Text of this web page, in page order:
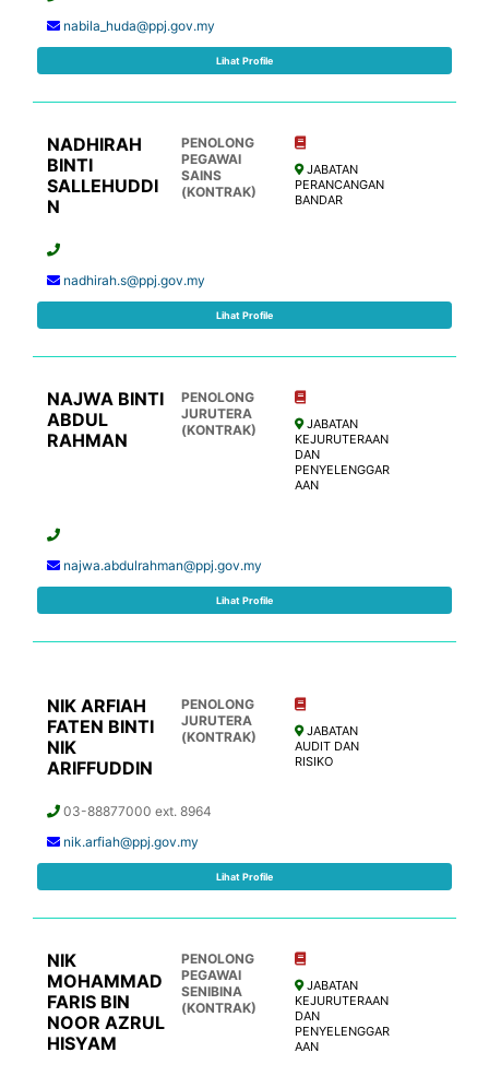
nabila_huda@ppj.gov.my
Lihat Profile
NADHIRAH
BINTI
SALLEHUDDI
N
PENOLONG
PEGAWAI
SAINS
(KONTRAK)
JABATAN
PERANCANGAN
BANDAR
nadhirah.s@ppj.gov.my
Lihat Profile
NAJWA BINTI
ABDUL
RAHMAN
PENOLONG
JURUTERA
(KONTRAK)
JABATAN
KEJURUTERAAN
DAN
PENYELENGGAR
AAN
najwa.abdulrahman@ppj.gov.my
Lihat Profile
NIK ARFIAH
FATEN BINTI
NIK
ARIFFUDDIN
PENOLONG
JURUTERA
(KONTRAK)
JABATAN
AUDIT DAN
RISIKO
03-88877000 ext. 8964
nik.arfiah@ppj.gov.my
Lihat Profile
NIK
MOHAMMAD
FARIS BIN
NOOR AZRUL
HISYAM
PENOLONG
PEGAWAI
SENIBINA
(KONTRAK)
JABATAN
KEJURUTERAAN
DAN
PENYELENGGAR
AAN